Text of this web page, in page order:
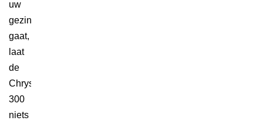
uw
gezin
gaat,
laat
de
Chrysler
300
niets